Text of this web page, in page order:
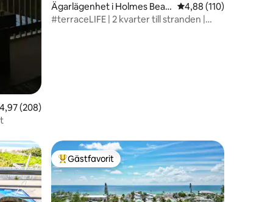
av 5 i genomsnittligt betyg, 208 omdömen
4,97 (208)
Ägarlägenhet i Holmes Beac
h
4,88 av 5 i
4,88 (110)
#terraceLIFE | 2 kvarter till stranden |
Populär gästfavorit
Gästfavorit